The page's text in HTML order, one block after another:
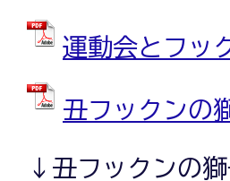
運動会とフッ
丑フックンの
↓丑フックンの